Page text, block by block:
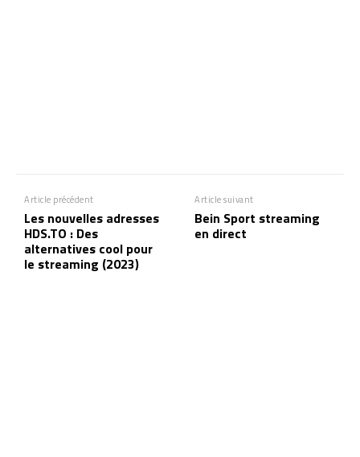
Article précédent
Les nouvelles adresses
HDS.TO : Des
alternatives cool pour
le streaming (2023)
Article suivant
Bein Sport streaming
en direct